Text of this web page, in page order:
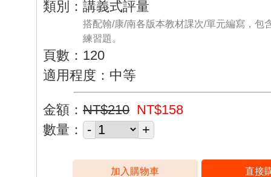
類別：講義式評量
搭配翰/康/南各版本教材課次/單元編寫，包
練習題。
頁數：120
適用程度：中等
金額： NT$210 NT$158
數量：